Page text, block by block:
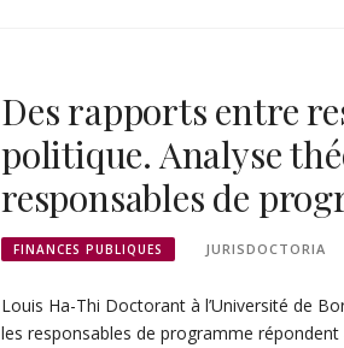
Des rapports entre
politique. Analyse
responsables de
FINANCES PUBLIQUES JURISDOCTORIA
Louis Ha-Thi Doctorant à l’Université de
les responsables de programme